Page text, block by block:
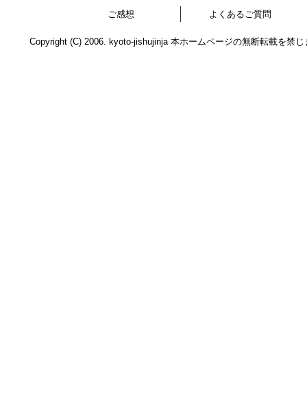
ご感想 よくあるご質問
Copyright (C) 2006. kyoto-jishujinja 本ホームページの無断転載を禁じ